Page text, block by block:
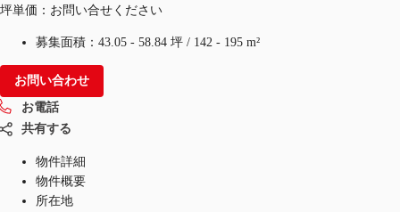
坪単価：お問い合せください
募集面積： 43.05 - 58.84 坪 / 142 - 195 m²
お問い合わせ
お電話
共有する
物件詳細
物件概要
所在地